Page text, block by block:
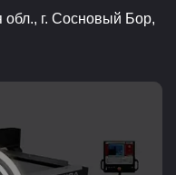
обл., г. Сосновый Бор,